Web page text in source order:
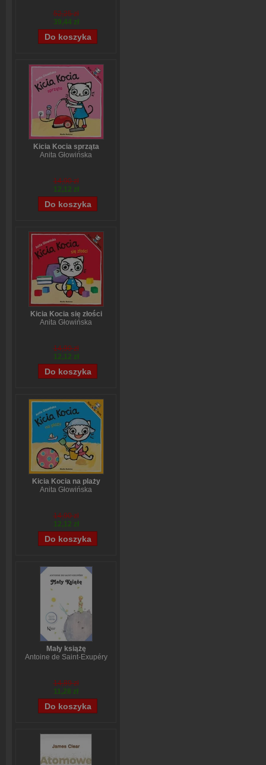
52,25 zł
39,44 zł
Kicia Kocia sprząta
Anita Głowińska
14,90 zł
12,12 zł
Kicia Kocia się złości
Anita Głowińska
14,90 zł
12,12 zł
Kicia Kocia na plaży
Anita Głowińska
14,90 zł
12,12 zł
Mały książę
Antoine de Saint-Exupéry
14,89 zł
11,28 zł